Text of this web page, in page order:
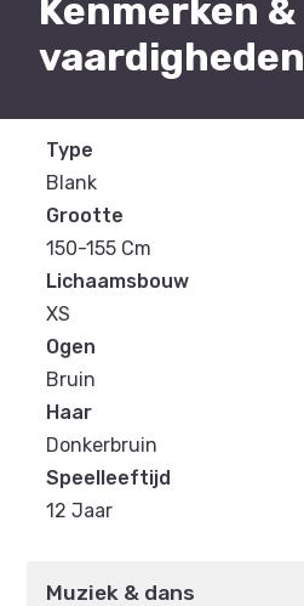
Kenmerken &
vaardigheden
Type
Blank
Grootte
150-155 Cm
Lichaamsbouw
XS
Ogen
Bruin
Haar
Donkerbruin
Speelleeftijd
12 Jaar
Muziek & dans